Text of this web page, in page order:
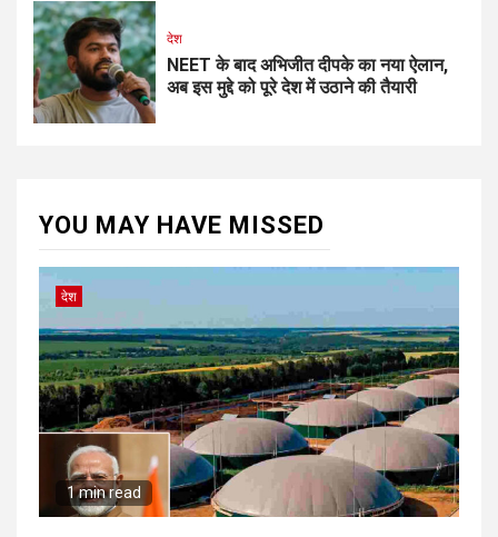
देश
NEET के बाद अभिजीत दीपके का नया ऐलान,
अब इस मुद्दे को पूरे देश में उठाने की तैयारी
YOU MAY HAVE MISSED
देश
1 min read